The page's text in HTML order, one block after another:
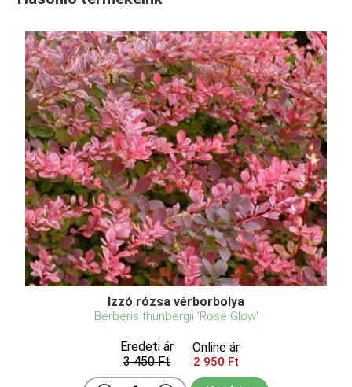
Izzó rózsa vérborbolya
Berberis thunbergii 'Rose Glow'
Eredeti ár
3 450 Ft
Online ár
2 950 Ft